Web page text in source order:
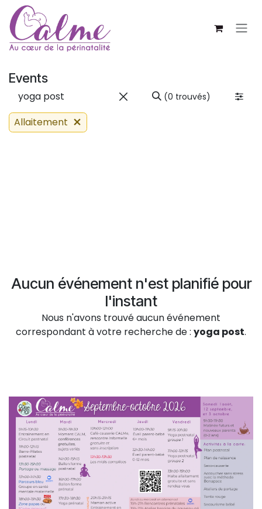
SE RENDRE AU CONTENU
Events
(0 trouvés)
Allaitement
Aucun événement n'est planifié pour
l'instant
Nous n'avons trouvé aucun événement
correspondant à votre recherche de : yoga post.